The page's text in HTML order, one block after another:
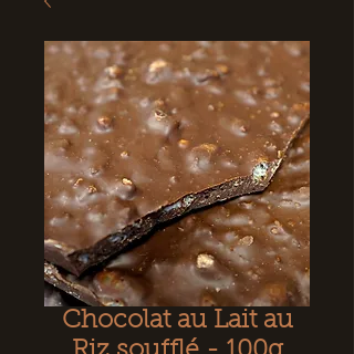
Chocolat au Lait au